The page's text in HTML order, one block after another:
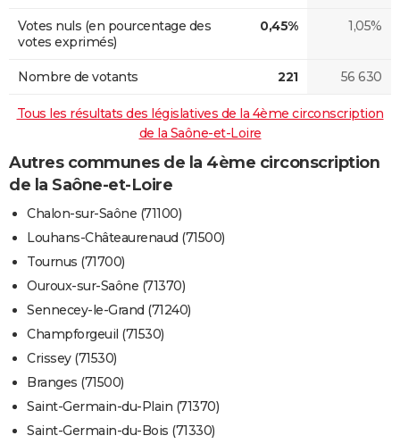
Votes nuls (en pourcentage des
votes exprimés)
0,45% 1,05%
Nombre de votants 221 56 630
Tous les résultats des législatives de la 4ème circonscription
de la Saône-et-Loire
Autres communes de la 4ème circonscription
de la Saône-et-Loire
Chalon-sur-Saône (71100)
Louhans-Châteaurenaud (71500)
Tournus (71700)
Ouroux-sur-Saône (71370)
Sennecey-le-Grand (71240)
Champforgeuil (71530)
Crissey (71530)
Branges (71500)
Saint-Germain-du-Plain (71370)
Saint-Germain-du-Bois (71330)